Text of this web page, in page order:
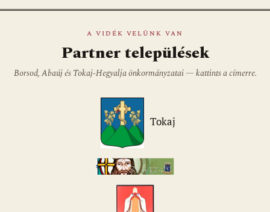
A VIDÉK VELÜNK VAN
Partner települések
Borsod, Abaúj és Tokaj-Hegyalja önkormányzatai — kattints a címerre.
Tokaj